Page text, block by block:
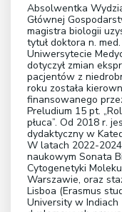
Absolwentka
Głównej
magistra biologii
tytuł doktora n.
Uniwersytecie
dotyczył zmian
pacjentów z
roku została
finansowanego
Preludium 15 pt.
płuca”. Od 2018 r.
dydaktyczny w
W latach 2022-
naukowym Sonata
Cytogenetyki
Warszawie, oraz
Lisboa (Erasmus
University w Indiach